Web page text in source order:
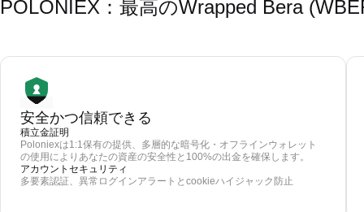
POLONIEX：最高のWrapped Bera
安全かつ信頼できる
積立金証明
Poloniexは1:1保有の提供、多層的な暗号化・オフラインウォレット
の使用によりあなたの資産の安全性と100%の出金を確保します。
アカウントセキュリティ
多要素認証、異常ログインアラートとcookieハイジャック防止